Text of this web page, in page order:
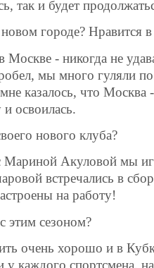
и будет
городе? Нравится
- никогда не
мы много гуляли
казалось, что Москва
освоилась.
нового клуба?
Акуловой мы
встречались в
на работу!
этим сезоном?
очень хорошо и в
каждого спортсмена,